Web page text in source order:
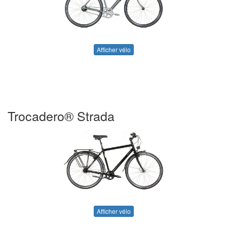
Afficher vélo
Trocadero® Strada
Afficher vélo